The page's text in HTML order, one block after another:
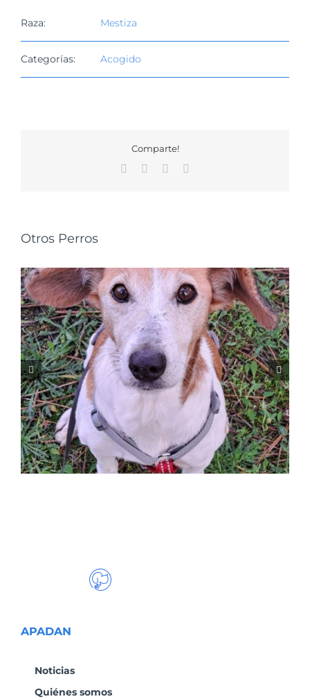
Raza: Mestiza
Categorías: Acogido
Comparte!
Facebook WhatsApp
Otros Perros
NUSKA
APADAN
Noticias
Quiénes somos